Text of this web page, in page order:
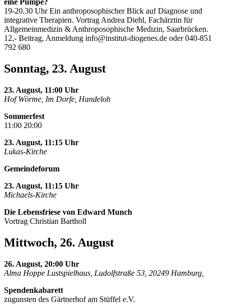
19-20.30 Uhr Ein anthroposophischer Blick auf Diagnose und
integrative Therapien. Vortrag Andrea Diehl, Fachärztin für
Allgemeinmedizin & Anthroposophische Medizin, Saarbrücken.
12,- Beitrag, Anmeldung info@institut-diogenes.de oder 040-851
792 680
Sonntag, 23. August
23. August, 11:00 Uhr
Hof Wörme, Im Dorfe, Handeloh
Sommerfest
11:00 20:00
23. August, 11:15 Uhr
Lukas-Kirche
Gemeindeforum
23. August, 11:15 Uhr
Michaels-Kirche
Die Lebensfriese von Edward Munch
Vortrag Christian Bartholl
Mittwoch, 26. August
26. August, 20:00 Uhr
Alma Hoppe Lustspielhaus, Ludolfstraße 53, 20249 Hamburg,
Spendenkabarett
zugunsten des Gärtnerhof am Stüffel e.V.